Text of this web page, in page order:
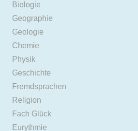
Biologie
Geographie
Geologie
Chemie
Physik
Geschichte
Fremdsprachen
Religion
Fach Glück
Eurythmie